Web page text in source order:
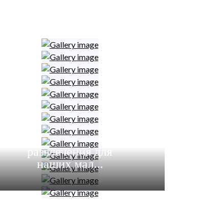
развлечения для
наших мал...